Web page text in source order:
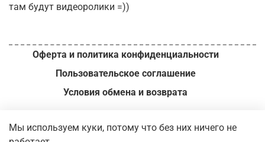
там будут видеоролики =))
Оферта и политика конфиденциальности
Пользовательское соглашение
Условия обмена и возврата
Мы используем куки, потому что без них ничего не